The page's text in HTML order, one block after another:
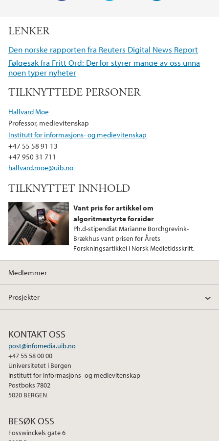
t
t
e
k
e
d
b
o
LENKER
Den norske rapporten fra Reuters Digital News Report
Følgesak fra Fritt Ord: Derfor styrer mange av oss unna
noen typer nyheter
TILKNYTTEDE PERSONER
Hallvard Moe
Professor, medievitenskap
Institutt for informasjons- og medievitenskap
+47 55 58 91 13
+47 950 31 711
hallvard.moe@uib.no
TILKNYTTET INNHOLD
Vant pris for artikkel om
algoritmestyrte forsider
Ph.d-stipendiat Marianne Borchgrevink-
Brækhus vant prisen for Årets
Forskningsartikkel i Norsk Medietidsskrift.
Medlemmer
Prosjekter
KONTAKT OSS
post@infomedia.uib.no
+47 55 58 00 00
Universitetet i Bergen
Institutt for informasjons- og medievitenskap
Postboks 7802
5020 BERGEN
BESØK OSS
Fosswinckels gate 6